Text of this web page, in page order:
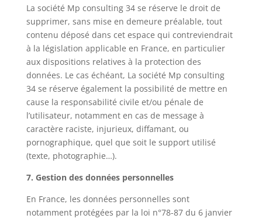
La société Mp consulting 34 se réserve le droit de
supprimer, sans mise en demeure préalable, tout
contenu déposé dans cet espace qui contreviendrait
à la législation applicable en France, en particulier
aux dispositions relatives à la protection des
données. Le cas échéant, La société Mp consulting
34 se réserve également la possibilité de mettre en
cause la responsabilité civile et/ou pénale de
l’utilisateur, notamment en cas de message à
caractère raciste, injurieux, diffamant, ou
pornographique, quel que soit le support utilisé
(texte, photographie…).
7. Gestion des données personnelles
En France, les données personnelles sont
notamment protégées par la loi n°78-87 du 6 janvier